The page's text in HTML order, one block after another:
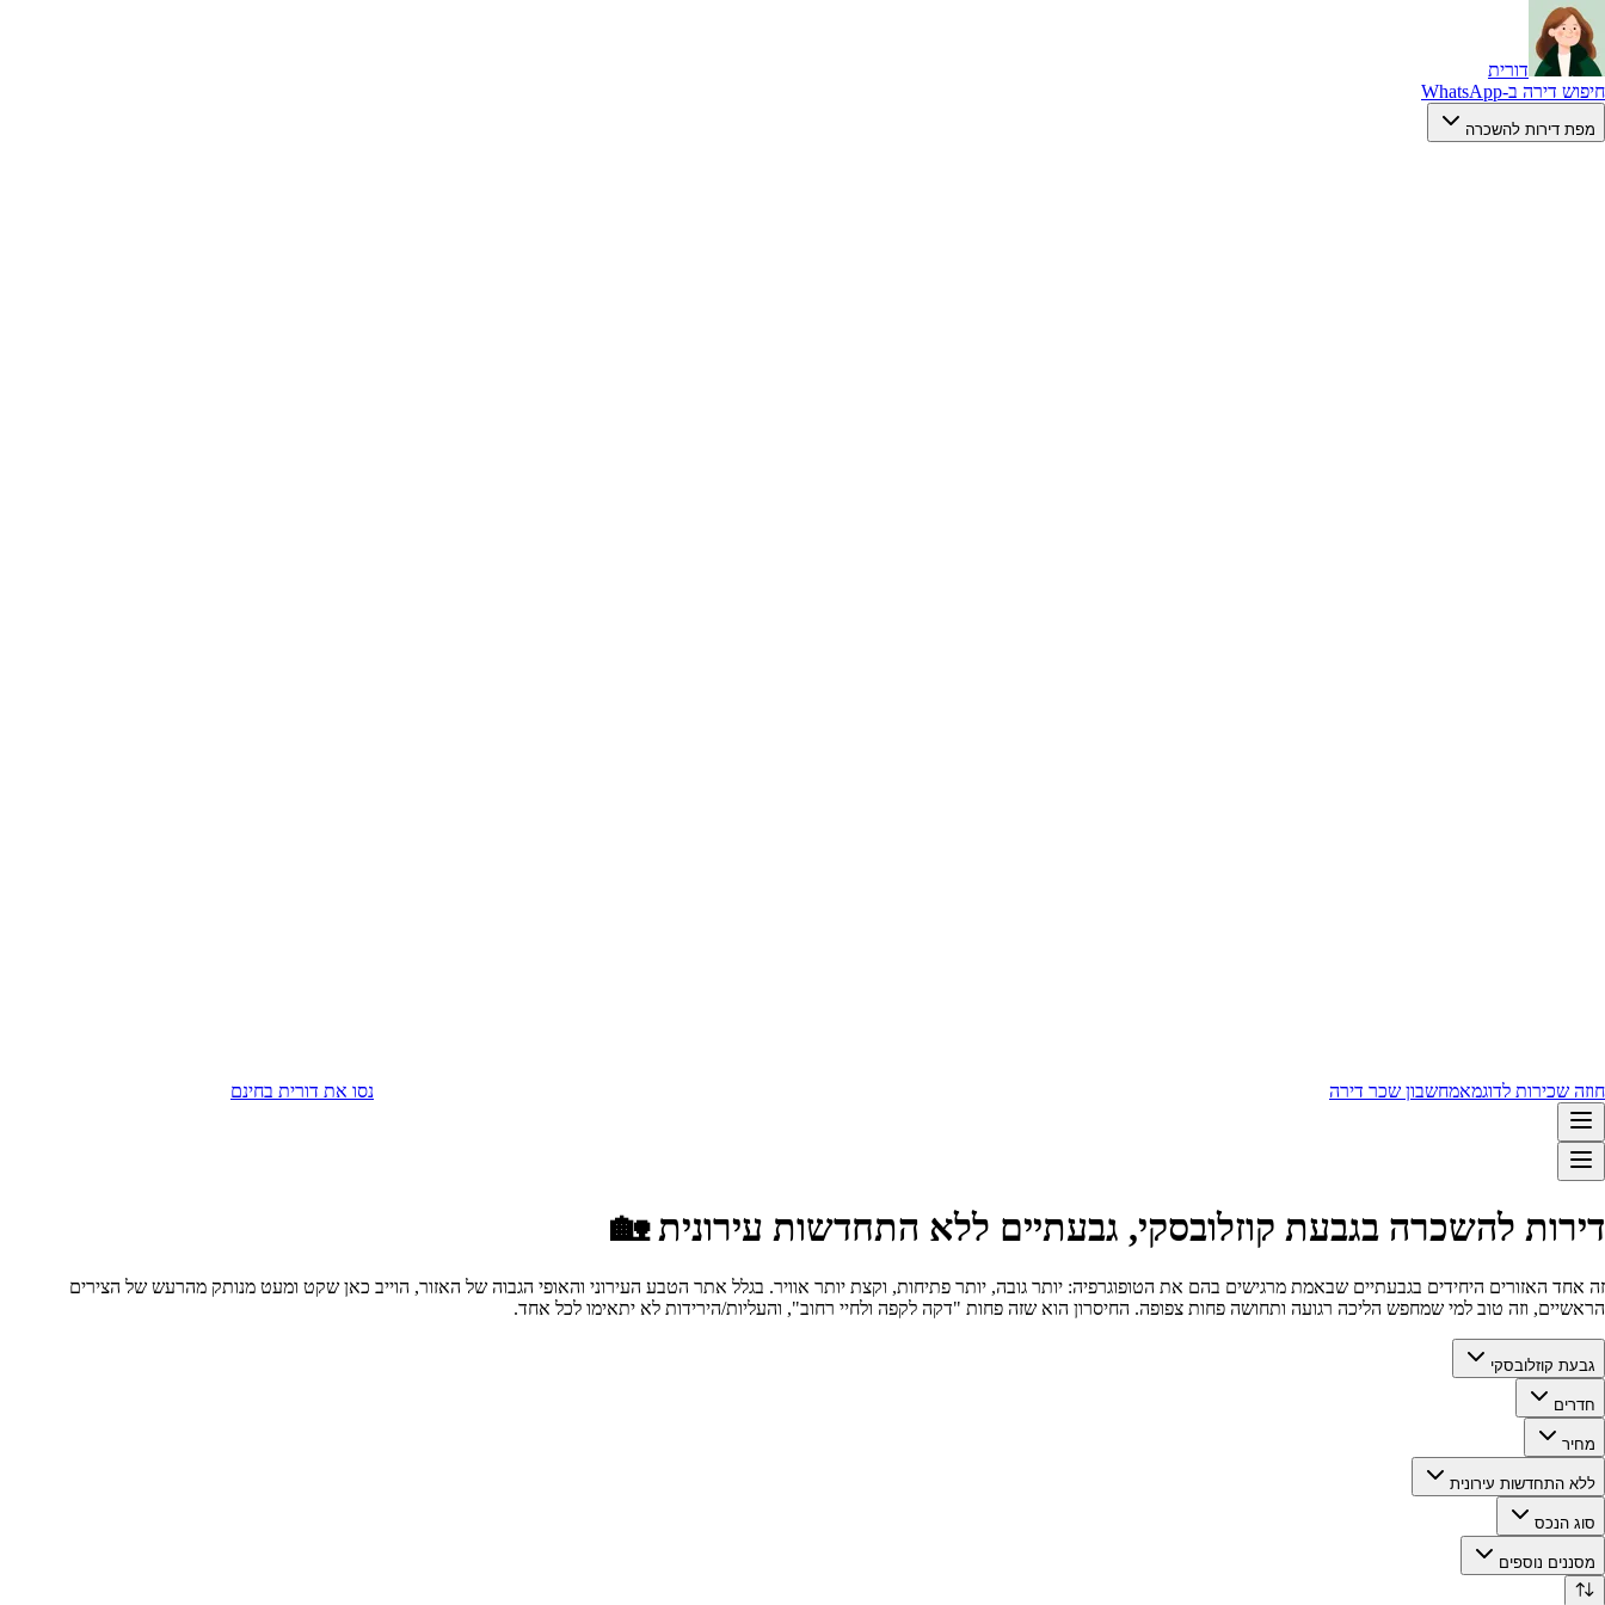
דורית
חיפוש דירה ב-WhatsApp
מפת דירות להשכרה
חוזה שכירות לדוגמאמחשבון שכר דירה נסו את דורית בחינם
דירות להשכרה בגבעת קוזלובסקי, גבעתיים ללא התחדשות עירונית 🏡
זה אחד האזורים היחידים בגבעתיים שבאמת מרגישים בהם את הטופוגרפיה: יותר גובה, יותר פתיחות, וקצת יותר אוויר. בגלל אתר הטבע העירוני והאופי הגבוה של האזור, הוייב כאן שקט ומעט מנותק מהרעש של הצירים
הראשיים, וזה טוב למי שמחפש הליכה רגועה ותחושה פחות צפופה. החיסרון הוא שזה פחות "דקה לקפה ולחיי רחוב", והעליות/הירידות לא יתאימו לכל אחד.
גבעת קוזלובסקי
חדרים
מחיר
ללא התחדשות עירונית
סוג הנכס
מסננים נוספים